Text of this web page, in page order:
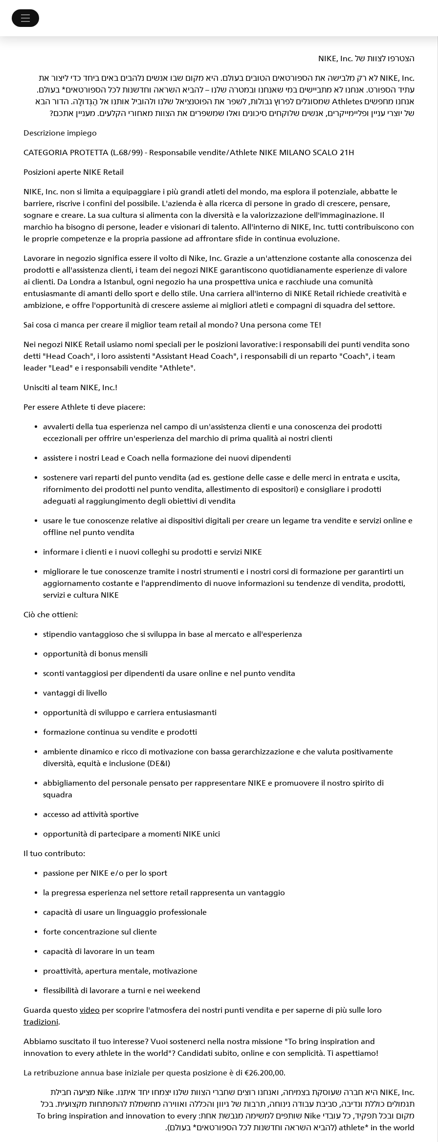
הצטרפו לצוות של NIKE, Inc.‎‏
NIKE, Inc.‎ לא רק מלבישה את הספורטאים הטובים בעולם. היא מקום שבו אנשים נלהבים באים ביחד כדי ליצור את
עתיד הספורט. אנחנו לא מתביישים במי שאנחנו ובמטרה שלנו – להביא השראה וחדשנות לכל הספורטאים* בעולם.
אנחנו מחפשים Athletes שמסוגלים לפרוץ גבולות, לשפר את הפוטנציאל שלנו ולהוביל אותנו אל הַגְּדוּלָה. הדור הבא
של יוצרי עניין ופליימייקרים, אנשים שלוקחים סיכונים ואלו שמשפרים את הצוות מאחורי הקלעים. מעניין אתכם?
Descrizione impiego
CATEGORIA PROTETTA (L.68/99) - Responsabile vendite/Athlete NIKE MILANO SCALO 21H
Posizioni aperte NIKE Retail
NIKE, Inc. non si limita a equipaggiare i più grandi atleti del mondo, ma esplora il potenziale, abbatte le
barriere, riscrive i confini del possibile. L'azienda è alla ricerca di persone in grado di crescere, pensare,
sognare e creare. La sua cultura si alimenta con la diversità e la valorizzazione dell'immaginazione. Il
marchio ha bisogno di persone, leader e visionari di talento. All'interno di NIKE, Inc. tutti contribuiscono con
le proprie competenze e la propria passione ad affrontare sfide in continua evoluzione.
Lavorare in negozio significa essere il volto di Nike, Inc. Grazie a un'attenzione costante alla conoscenza dei
prodotti e all'assistenza clienti, i team dei negozi NIKE garantiscono quotidianamente esperienze di valore
ai clienti. Da Londra a Istanbul, ogni negozio ha una prospettiva unica e racchiude una comunità
entusiasmante di amanti dello sport e dello stile. Una carriera all'interno di NIKE Retail richiede creatività e
ambizione, e offre l'opportunità di crescere assieme ai migliori atleti e compagni di squadra del settore.
Sai cosa ci manca per creare il miglior team retail al mondo? Una persona come TE!
Nei negozi NIKE Retail usiamo nomi speciali per le posizioni lavorative: i responsabili dei punti vendita sono
detti "Head Coach", i loro assistenti "Assistant Head Coach", i responsabili di un reparto "Coach", i team
leader "Lead" e i responsabili vendite "Athlete".
Unisciti al team NIKE, Inc.!
Per essere Athlete ti deve piacere:
avvalerti della tua esperienza nel campo di un'assistenza clienti e una conoscenza dei prodotti
eccezionali per offrire un'esperienza del marchio di prima qualità ai nostri clienti
assistere i nostri Lead e Coach nella formazione dei nuovi dipendenti
sostenere vari reparti del punto vendita (ad es. gestione delle casse e delle merci in entrata e uscita,
rifornimento dei prodotti nel punto vendita, allestimento di espositori) e consigliare i prodotti
adeguati al raggiungimento degli obiettivi di vendita
usare le tue conoscenze relative ai dispositivi digitali per creare un legame tra vendite e servizi online e
offline nel punto vendita
informare i clienti e i nuovi colleghi su prodotti e servizi NIKE
migliorare le tue conoscenze tramite i nostri strumenti e i nostri corsi di formazione per garantirti un
aggiornamento costante e l'apprendimento di nuove informazioni su tendenze di vendita, prodotti,
servizi e cultura NIKE
Ciò che ottieni:
stipendio vantaggioso che si sviluppa in base al mercato e all'esperienza
opportunità di bonus mensili
sconti vantaggiosi per dipendenti da usare online e nel punto vendita
vantaggi di livello
opportunità di sviluppo e carriera entusiasmanti
formazione continua su vendite e prodotti
ambiente dinamico e ricco di motivazione con bassa gerarchizzazione e che valuta positivamente
diversità, equità e inclusione (DE&I)
abbigliamento del personale pensato per rappresentare NIKE e promuovere il nostro spirito di
squadra
accesso ad attività sportive
opportunità di partecipare a momenti NIKE unici
Il tuo contributo:
passione per NIKE e/o per lo sport
la pregressa esperienza nel settore retail rappresenta un vantaggio
capacità di usare un linguaggio professionale
forte concentrazione sul cliente
capacità di lavorare in un team
proattività, apertura mentale, motivazione
flessibilità di lavorare a turni e nei weekend
Guarda questo video per scoprire l'atmosfera dei nostri punti vendita e per saperne di più sulle loro
tradizioni.
Abbiamo suscitato il tuo interesse? Vuoi sostenerci nella nostra missione "To bring inspiration and
innovation to every athlete in the world"? Candidati subito, online e con semplicità. Ti aspettiamo!
La retribuzione annua base iniziale per questa posizione è di €26.200,00.
‏NIKE, Inc.‎ היא חברה שעוסקת בצמיחה, ואנחנו רוצים שחברי הצוות שלנו יצמחו יחד איתנו. Nike מציעה חבילת
תגמולים כוללת ונדיבה, סביבת עבודה נינוחה, תרבות של גיוון והכללה ואווירה מחשמלת להתפתחות מקצועית. בכל
מקום ובכל תפקיד, כל עובדי Nike שותפים למשימה מגבשת אחת: To bring inspiration and innovation to every
athlete* in the world (להביא השראה וחדשנות לכל הספורטאים* בעולם).